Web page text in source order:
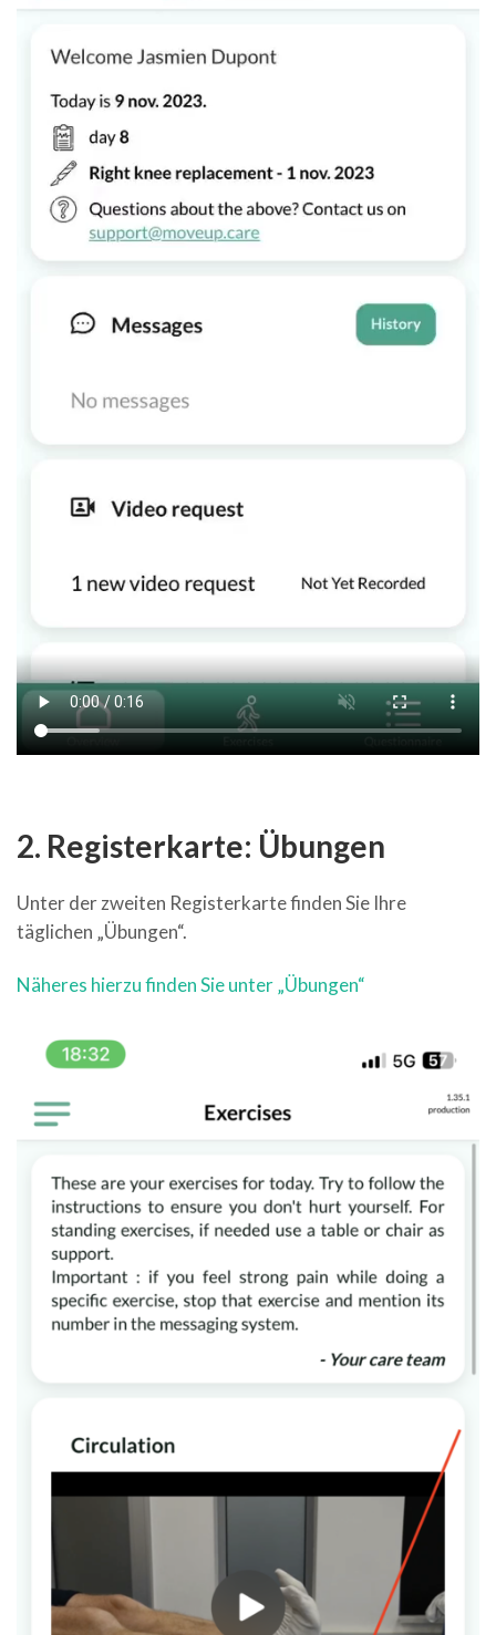
2. Registerkarte: Übungen
Unter der zweiten Registerkarte finden Sie Ihre
täglichen „Übungen“.
Näheres hierzu finden Sie unter „Übungen“